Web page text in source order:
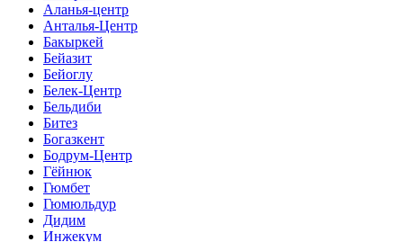
Аланья-центр
Анталья-Центр
Бакыркей
Бейазит
Бейоглу
Белек-Центр
Бельдиби
Битез
Богазкент
Бодрум-Центр
Гёйнюк
Гюмбет
Гюмюльдур
Дидим
Инжекум